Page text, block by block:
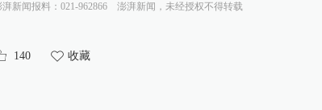
湃新闻报料：021-962866 澎湃新闻，未经授权不得转载
140 收藏